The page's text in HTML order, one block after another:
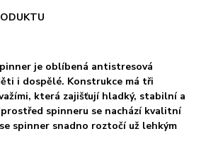
je oblíbená antistresová
i dospělé. Konstrukce má tři
která zajišťují hladký, stabilní a
spinneru se nachází kvalitní
spinner snadno roztočí už lehkým